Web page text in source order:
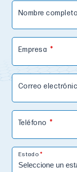
Nombre completo
Empresa
Correo
Teléfono
Estado